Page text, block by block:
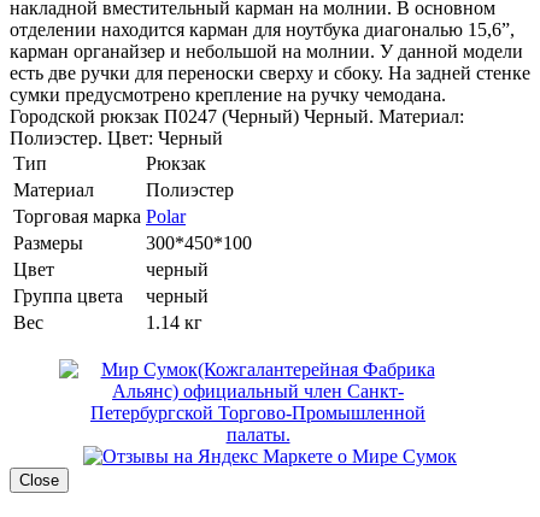
накладной вместительный карман на молнии. В основном
отделении находится карман для ноутбука диагональю 15,6”,
карман органайзер и небольшой на молнии. У данной модели
есть две ручки для переноски сверху и сбоку. На задней стенке
сумки предусмотрено крепление на ручку чемодана.
Городской рюкзак П0247 (Черный) Черный. Материал:
Полиэстер. Цвет: Черный
Тип
Рюкзак
Материал
Полиэстер
Торговая марка Polar
Размеры
300*450*100
Цвет
черный
Группа цвета
черный
Вес
1.14 кг
Close